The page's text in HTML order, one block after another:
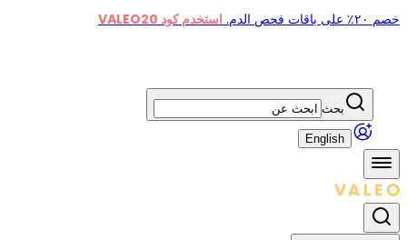
خصم ٢٠٪ على باقات فحص الدم. استخدم كود VALEO20
بحث
English